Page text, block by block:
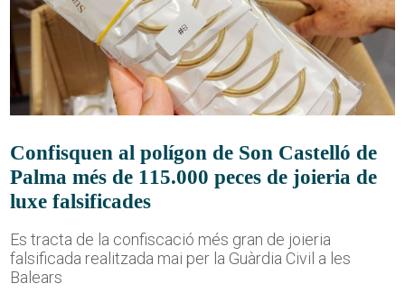
Confisquen al polígon de Son Castelló de
Palma més de 115.000 peces de joieria de
luxe falsificades
Es tracta de la confiscació més gran de joieria
falsificada realitzada mai per la Guàrdia Civil a les
Balears